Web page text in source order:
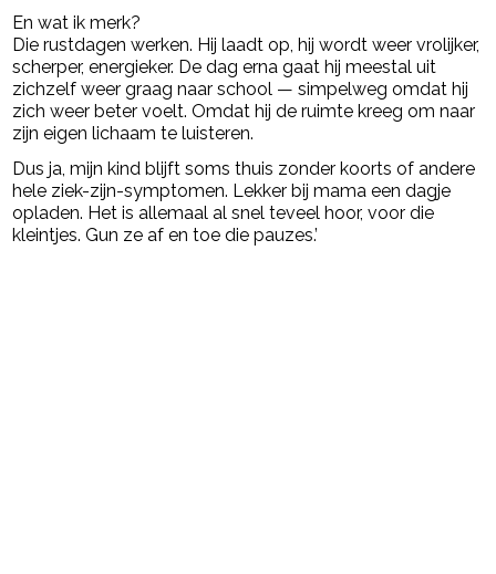
En wat ik merk?
Die rustdagen werken. Hij laadt op, hij wordt weer vrolijker,
scherper, energieker. De dag erna gaat hij meestal uit
zichzelf weer graag naar school — simpelweg omdat hij
zich weer beter voelt. Omdat hij de ruimte kreeg om naar
zijn eigen lichaam te luisteren.
Dus ja, mijn kind blijft soms thuis zonder koorts of andere
hele ziek-zijn-symptomen. Lekker bij mama een dagje
opladen. Het is allemaal al snel teveel hoor, voor die
kleintjes. Gun ze af en toe die pauzes.’